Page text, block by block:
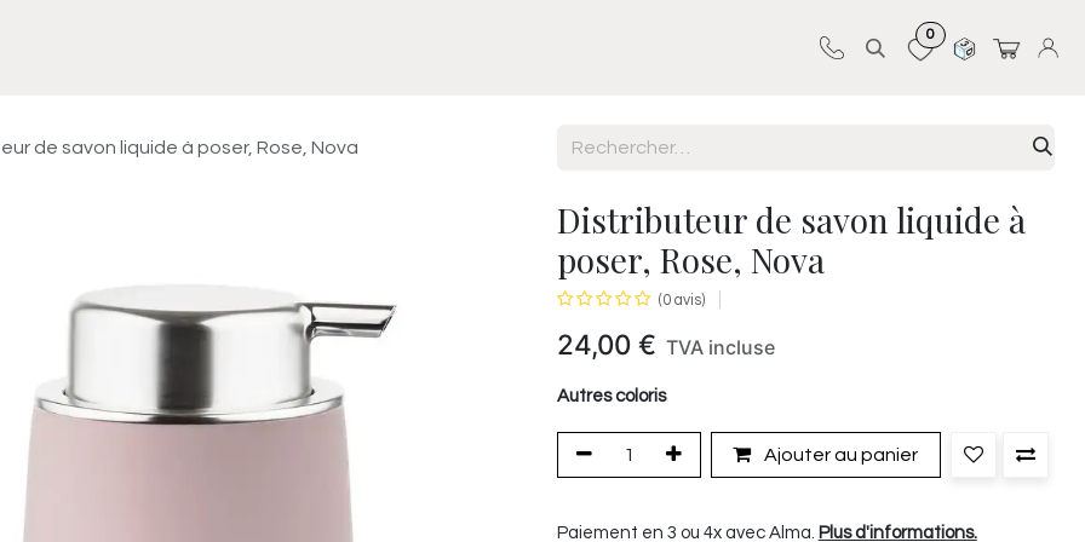
0
de savon liquide à poser, Rose, Nova
Distributeur de savon liquide à
poser, Rose, Nova
(0 avis)
24,00€ TVA incluse
Autres coloris
Ajouter au panier
Paiement en 3 ou 4x avec Alma. Plus d'informations.